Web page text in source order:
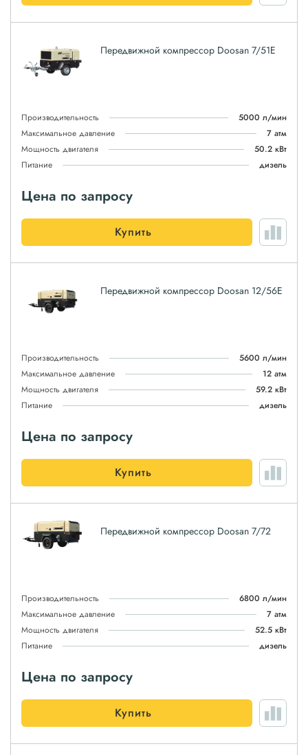
Передвижной компрессор Doosan 7/51E
Производительность
5000 л/мин
Максимальное давление
7 атм
Мощность двигателя
50.2 кВт
Питание
дизель
Цена по запросу
Купить
Передвижной компрессор Doosan 12/56E
Производительность
5600 л/мин
Максимальное давление
12 атм
Мощность двигателя
59.2 кВт
Питание
дизель
Цена по запросу
Купить
Передвижной компрессор Doosan 7/72
Производительность
6800 л/мин
Максимальное давление
7 атм
Мощность двигателя
52.5 кВт
Питание
дизель
Цена по запросу
Купить